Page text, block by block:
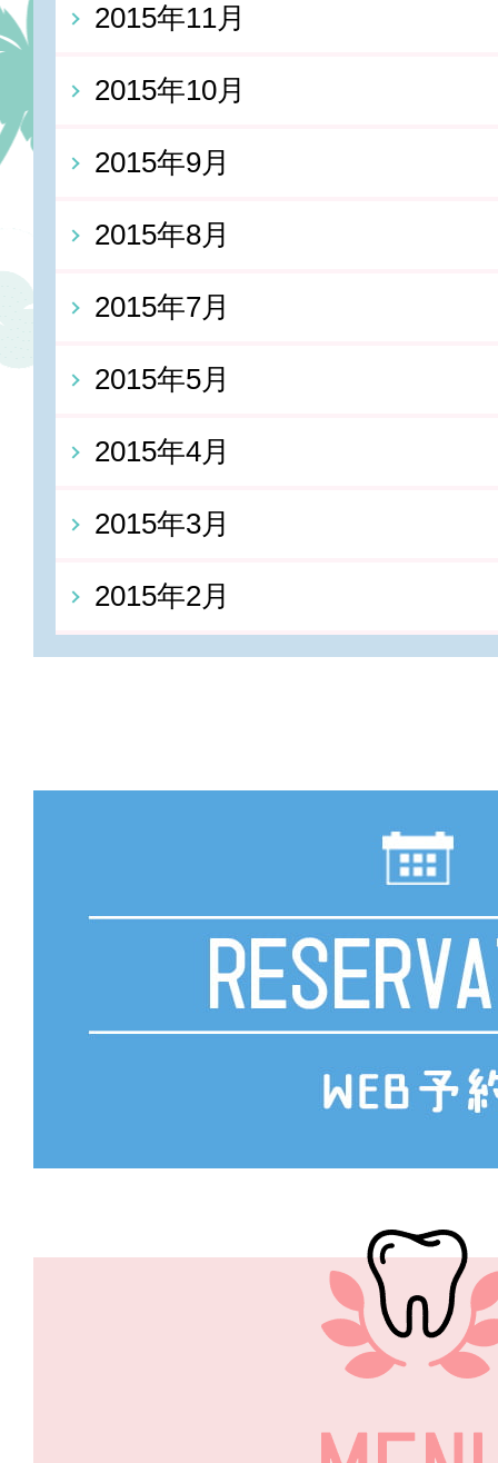
2015年11月
2015年10月
2015年9月
2015年8月
2015年7月
2015年5月
2015年4月
2015年3月
2015年2月